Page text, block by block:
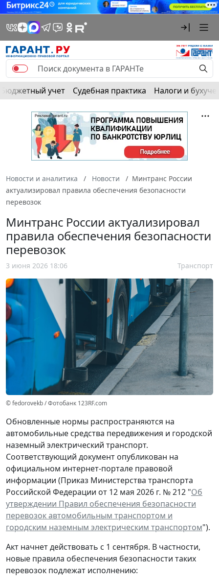
Бюджетный учет Судебная практика Налоги и
Новости и аналитика Новости
Минтранс России
актуализировал правила обеспечения безопасности
перевозок
Минтранс России актуализировал
правила обеспечения безопасности
перевозок
3 июня 2026 18:06 Транспорт
© fedorovekb / Фотобанк 123RF.com
Обновленные нормы распространяются на
автомобильные средства передвижения и городской
наземный электрический транспорт.
Соответствующий документ опубликован на
официальном интернет-портале правовой
информации (Приказ Министерства транспорта
Российской Федерации от 12 мая 2026 г. № 212 "Об
утверждении Правил обеспечения безопасности
перевозок автомобильным транспортом и
городским наземным электрическим транспортом").
Акт начнет действовать с 1 сентября. В частности,
новые правила обеспечения безопасности таких
перевозок подлежат исполнению: